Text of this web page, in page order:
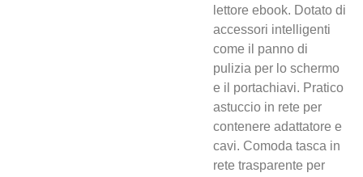
lettore ebook. Dotato di
accessori intelligenti
come il panno di
pulizia per lo schermo
e il portachiavi. Pratico
astuccio in rete per
contenere adattatore e
cavi. Comoda tasca in
rete trasparente per